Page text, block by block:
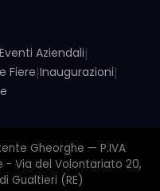
Eventi Aziendali|
Fiere|Inaugurazioni|
Gheorghe — P.IVA
- Via del Volontariato 20,
Gualtieri (RE)